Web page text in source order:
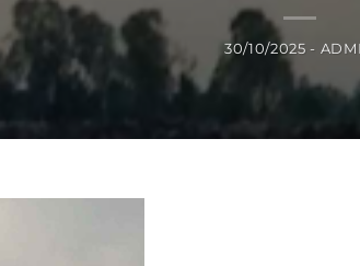
30/10/2025 -